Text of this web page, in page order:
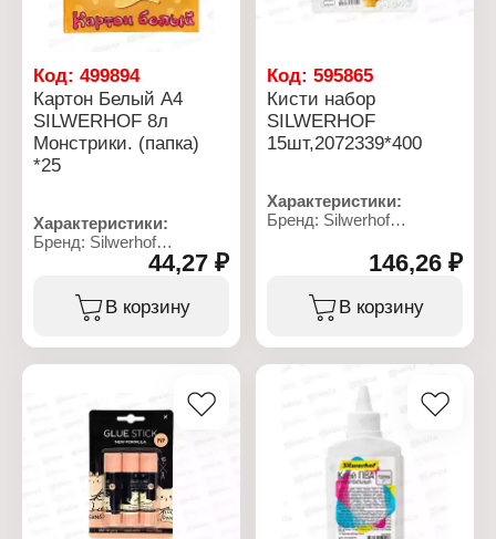
Код: 499894
Картон Белый А4
SILWERHOF 8л
Монстрики. (папка)
*25
Характеристики:
Бренд: Silwerhof
Артикул: 1835524
Тип товара: Картон
Дизайн: "Монстрики"
Формат: А4
Тип картона: мелованный
Плотность: 230 г/м2
Упаковка: папка
44,27 ₽
В корзину
Код:595865
Кисти набор
SILWERHOF
15шт,2072339*400
Характеристики:
Бренд: Silwerhof
Назначение: для
рисования
Комплектация: пони
плоская №1/2,1/4,4;
щетина круглая №3,5;
Количество: 15 шт
Форма: круглые, плоские
Вид ворса: пони, щетина,
синтетика
146,26 ₽
В корзину